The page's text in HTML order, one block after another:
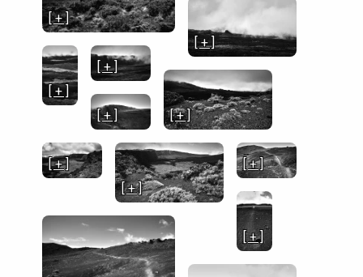
[ + ]
[ + ]
[ + ]
[ + ]
[ + ]
[ + ]
[ + ]
[ + ]
[ + ]
[ + ]